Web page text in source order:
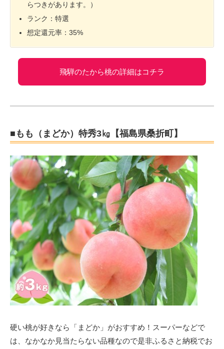
らつきがあります。）
ランク：特選
想定還元率：35%
飛騨のたから桃の詳細はコチラ
■もも（まどか）特秀3㎏【福島県桑折町】
硬い桃が好きなら「まどか」がおすすめ！スーパーなどで
は、なかなか見当たらない品種なので是非ふるさと納税でお